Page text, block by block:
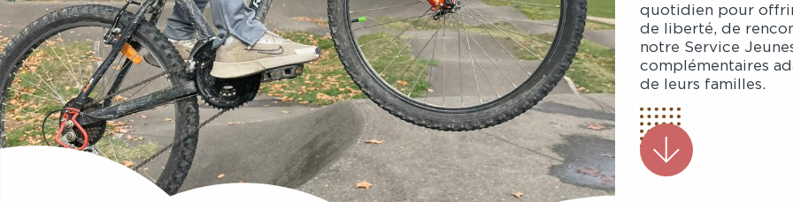
quotidien pour
de liberté, de
notre Service
complémentaires
de leurs familles.